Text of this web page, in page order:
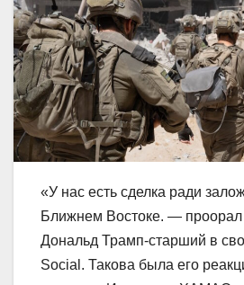
«У нас есть сделка ради
Ближнем Востоке. — проорал
Дональд Трамп-старший в
Social. Такова была его